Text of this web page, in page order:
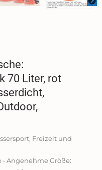
70 Liter, rot
Freizeit und
Angenehme Größe: